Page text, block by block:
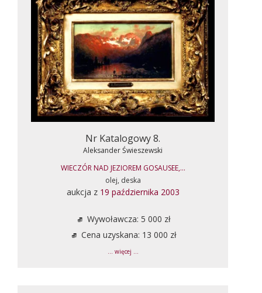
Nr Katalogowy 8.
Aleksander Świeszewski
WIECZÓR NAD JEZIOREM GOSAUSEE,...
olej, deska
aukcja z 19 października 2003
Wywoławcza: 5 000 zł
Cena uzyskana: 13 000 zł
... więcej ...